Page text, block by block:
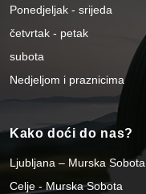
Ponedjeljak - srijeda
četvrtak - petak
subota
Nedjeljom i praznicima
Kako doći do nas?
Ljubljana – Murska Sobota
Celje - Murska Sobota